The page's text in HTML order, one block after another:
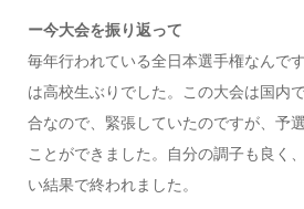
ー今大会を振り返って
毎年行われている全日本選手権なんで
は高校生ぶりでした。この大会は国内
合なので、緊張していたのですが、予
ことができました。自分の調子も良く
い結果で終われました。